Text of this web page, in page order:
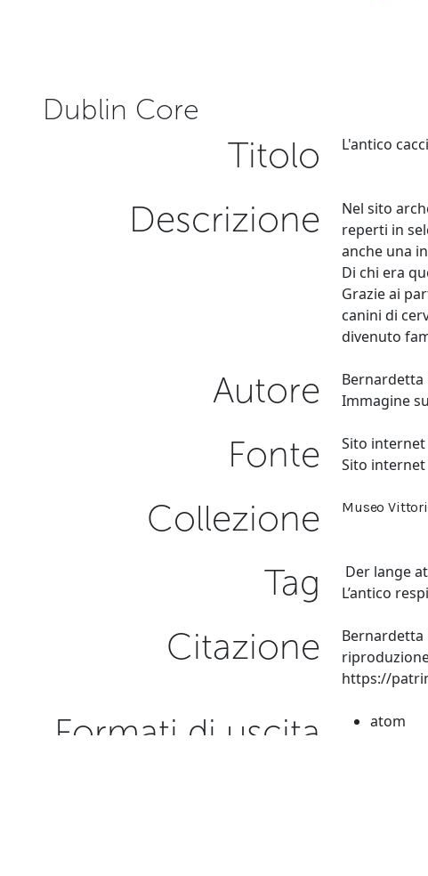
Dublin Core
Titolo L'antico
Descrizione
Nel sito
reperti in
anche una
Di chi era
Grazie ai
canini di
divenuto
Autore
Bernardetta
Immagine
Fonte Sito internet
Sito internet
Collezione Museo
Tag Der lange
L’antico
Citazione
Bernardetta
https://
Formati di uscita
atom